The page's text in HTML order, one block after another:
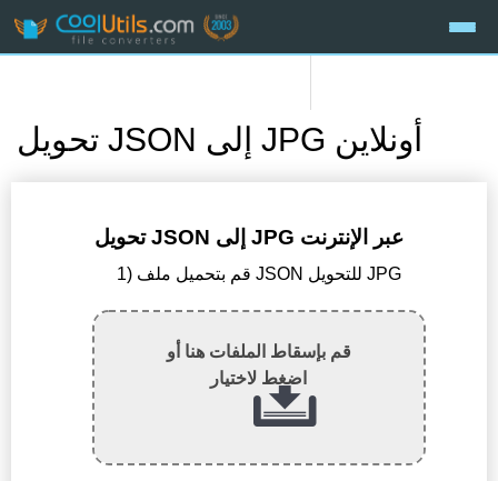
تحويل JSON إلى JPG أونلاين
تحويل JSON إلى JPG عبر الإنترنت
1) قم بتحميل ملف JSON للتحويل JPG
قم بإسقاط الملفات هنا أو
اضغط لاختيار